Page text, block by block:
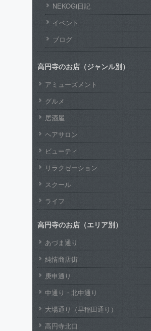
NEKOGi日記
イベント
ブログ
高円寺のお店（ジャンル別）
アミューズメント
グルメ
居酒屋
ヘアサロン
ビューティ
リラクゼーション
スクール
ライフ
高円寺のお店（エリア別）
あづま通り
純情商店街
庚申通り
中通り・北中通り
大場通り（早稲田通り）
高円寺北口